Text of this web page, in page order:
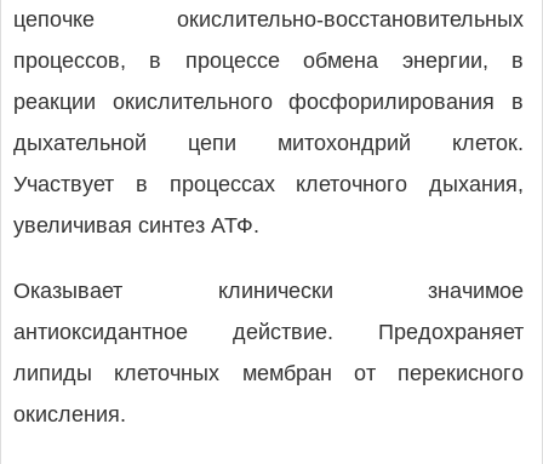
цепочке окислительно-восстановительных
процессов, в процессе обмена энергии, в
реакции окислительного фосфорилирования в
дыхательной цепи митохондрий клеток.
Участвует в процессах клеточного дыхания,
увеличивая синтез АТФ.
Оказывает клинически значимое
антиоксидантное действие. Предохраняет
липиды клеточных мембран от перекисного
окисления.